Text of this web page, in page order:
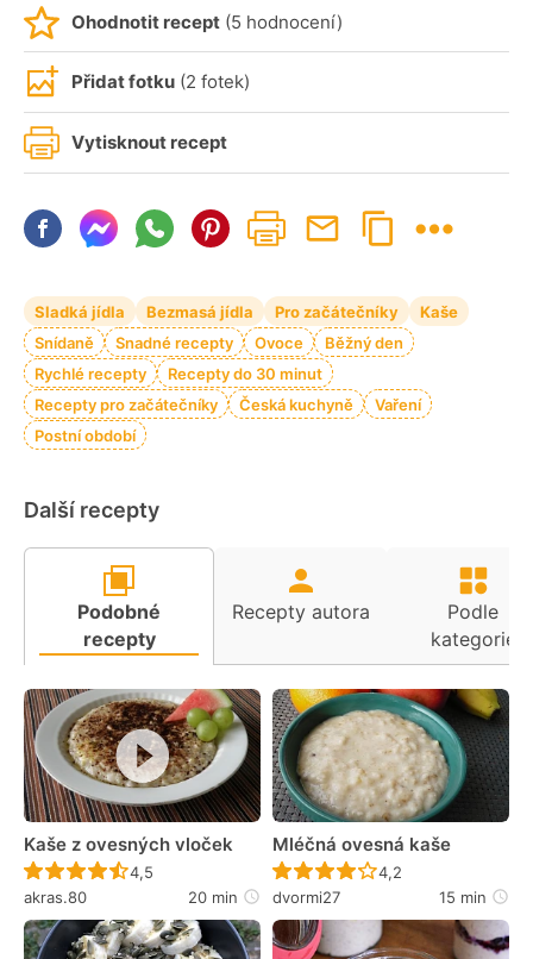
Ohodnotit recept (5 hodnocení)
Přidat fotku (2 fotek)
Vytisknout recept
Sladká jídla Bezmasá jídla Pro začátečníky
Kaše
Snídaně
Snadné recepty Ovoce
Běžný den
Rychlé recepty
Recepty do 30 minut
Recepty pro začátečníky
Česká kuchyně
Vaření
Postní období
Další recepty
Podobné
recepty
Recepty autora
Podle
kategorie
Kaše z ovesných vloček
Recept ještě nebyl hodnocen
4,5
akras.80
20 min
Mléčná ovesná kaše
Recept ještě nebyl
4,2
dvormi27
15 min